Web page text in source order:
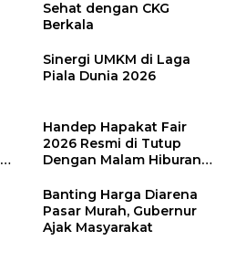
Sehat dengan CKG
Berkala
Sinergi UMKM di Laga
Piala Dunia 2026
Handep Hapakat Fair
2026 Resmi di Tutup
Dengan Malam Hiburan
Banting Harga Diarena
Pasar Murah, Gubernur
Ajak Masyarakat